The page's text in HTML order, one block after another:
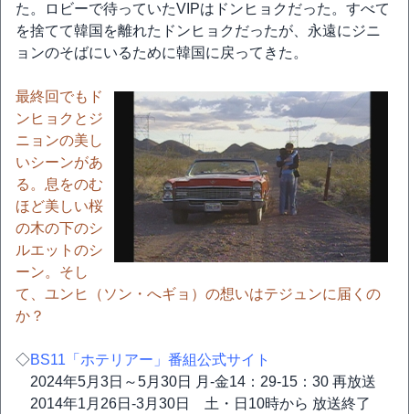
た。ロビーで待っていたVIPはドンヒョクだった。すべて
を捨てて韓国を離れたドンヒョクだったが、永遠にジニ
ョンのそばにいるために韓国に戻ってきた。
最終回でもド
ンヒョクとジ
ニョンの美し
いシーンがあ
る。息をのむ
ほど美しい桜
の木の下のシ
ルエットのシ
ーン。そし
て、ユンヒ（ソン・へギョ）の想いはテジュンに届くの
か？
◇BS11「ホテリアー」番組公式サイト
2024年5月3日～5月30日 月-金14：29-15：30 再放送
2014年1月26日-3月30日 土・日10時から 放送終了